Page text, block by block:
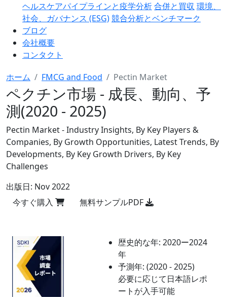
ヘルスケアパイプラインと疫学分析合併と買収 環境、
社会、ガバナンス (ESG)競合分析とベンチマーク
ブログ
会社概要
コンタクト
ホーム FMCG and Food Pectin Market
ペクチン市場 - 成長、動向、予
測(2020 - 2025)
Pectin Market - Industry Insights, By Key Players &
Companies, By Growth Opportunities, Latest Trends, By
Developments, By Key Growth Drivers, By Key
Challenges
出版日: Nov 2022
今すぐ購入
無料サンプルPDF
歴史的な年: 2020ー2024
年
予測年: (2020 - 2025)
必要に応じて日本語レポ
ートが入手可能